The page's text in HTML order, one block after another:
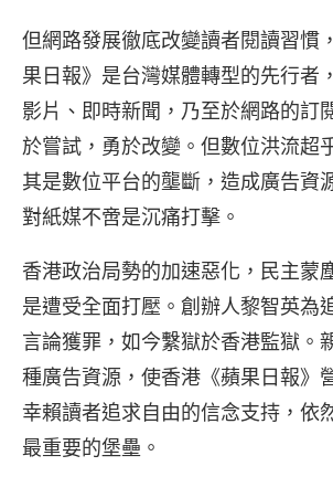
但網路發展徹底改變讀者閱讀習慣
果日報》是台灣媒體轉型的先行者
影片、即時新聞，乃至於網路的訂
於嘗試，勇於改變。但數位洪流超
其是數位平台的壟斷，造成廣告資
對紙媒不啻是沉痛打擊。
香港政治局勢的加速惡化，民主蒙
是遭受全面打壓。創辦人黎智英為
言論獲罪，如今繫獄於香港監獄。
種廣告資源，使香港《蘋果日報》
幸賴讀者追求自由的信念支持，依
最重要的堡壘。